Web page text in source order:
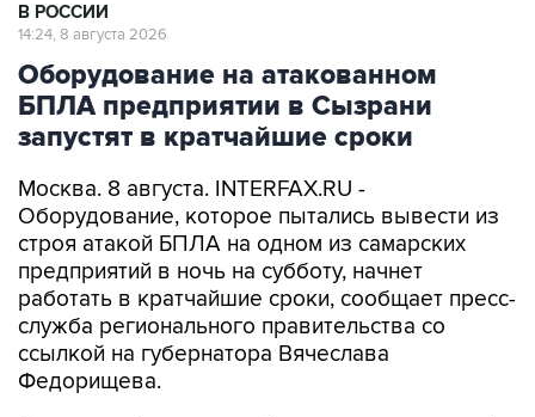
В РОССИИ
14:24, 8 августа 2026
Оборудование на атакованном
БПЛА предприятии в Сызрани
запустят в кратчайшие сроки
Москва. 8 августа. INTERFAX.RU -
Оборудование, которое пытались вывести из
строя атакой БПЛА на одном из самарских
предприятий в ночь на субботу, начнет
работать в кратчайшие сроки, сообщает пресс-
служба регионального правительства со
ссылкой на губернатора Вячеслава
Федорищева.